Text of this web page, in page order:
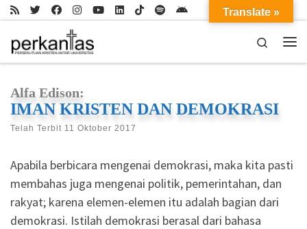
Skip to content
Search
Alfa Edison:
IMAN KRISTEN DAN DEMOKRASI
Telah Terbit 11 Oktober 2017
Apabila berbicara mengenai demokrasi, maka kita pasti
membahas juga mengenai politik, pemerintahan, dan
rakyat; karena elemen-elemen itu adalah bagian dari
demokrasi. Istilah demokrasi berasal dari bahasa
Translate »